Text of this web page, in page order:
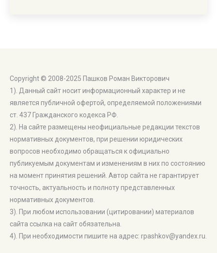
Copyright © 2008-2025 Пашков Роман Викторович
1). Данный сайт носит информационный характер и не
является публичной офертой, определяемой положениями
ст. 437 Гражданского кодекса РФ.
2). На сайте размещены неофициальные редакции текстов
нормативных документов, при решении юридических
вопросов необходимо обращаться к официально
публикуемым документам и изменениям в них по состоянию
на момент принятия решений. Автор сайта не гарантирует
точность, актуальность и полноту представленных
нормативных документов.
3). При любом использовании (цитировании) материалов
сайта ссылка на сайт обязательна.
4). При необходимости пишите на адрес: rpashkov@yandex.ru.